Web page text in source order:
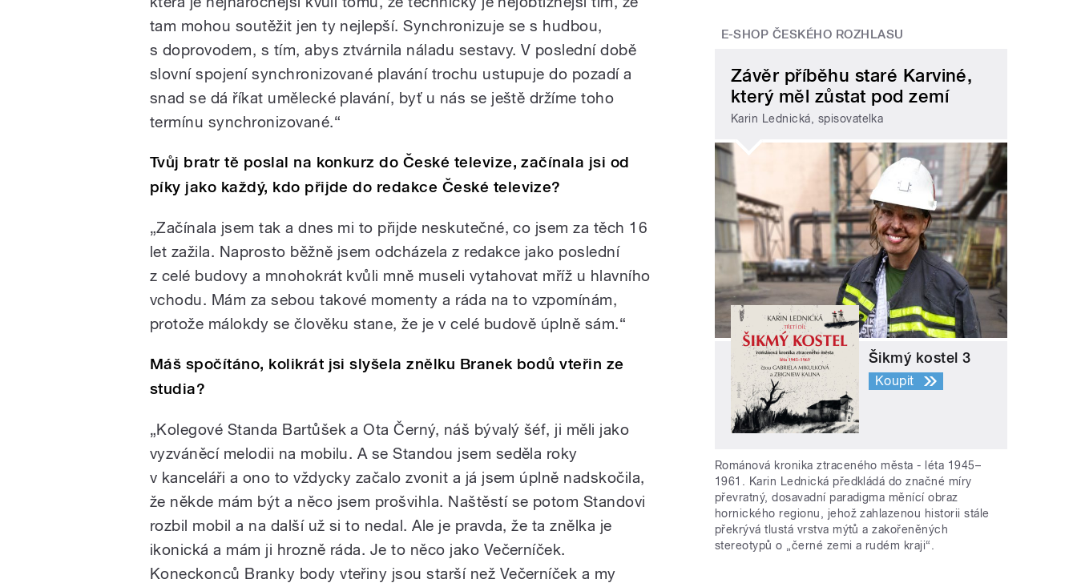
tam mohou soutěžit jen ty nejlepší. Synchronizuje se s hudbou,
s doprovodem, s tím, abys ztvárnila náladu sestavy. V poslední době
slovní spojení synchronizované plavání trochu ustupuje do pozadí a
snad se dá říkat umělecké plavání, byť u nás se ještě držíme toho
termínu synchronizované.“
Tvůj bratr tě poslal na konkurz do České televize, začínala jsi od
píky jako každý, kdo přijde do redakce České televize?
„Začínala jsem tak a dnes mi to přijde neskutečné, co jsem za těch 16
let zažila. Naprosto běžně jsem odcházela z redakce jako poslední
z celé budovy a mnohokrát kvůli mně museli vytahovat mříž u hlavního
vchodu. Mám za sebou takové momenty a ráda na to vzpomínám,
protože málokdy se člověku stane, že je v celé budově úplně sám.“
Máš spočítáno, kolikrát jsi slyšela znělku Branek bodů vteřin ze
studia?
„Kolegové Standa Bartůšek a Ota Černý, náš bývalý šéf, ji měli jako
vyzváněcí melodii na mobilu. A se Standou jsem seděla roky
v kanceláři a ono to vždycky začalo zvonit a já jsem úplně nadskočila,
že někde mám být a něco jsem prošvihla. Naštěstí se potom Standovi
rozbil mobil a na další už si to nedal. Ale je pravda, že ta znělka je
ikonická a mám ji hrozně ráda. Je to něco jako Večerníček.
Koneckonců Branky body vteřiny jsou starší než Večerníček a my
E-SHOP ČESKÉHO ROZHLASU
Závěr příběhu staré Karviné,
který měl zůstat pod zemí
Karin Lednická, spisovatelka
Šikmý kostel 3
Koupit
Románová kronika ztraceného města - léta 1945–
1961. Karin Lednická předkládá do značné míry
převratný, dosavadní paradigma měnící obraz
hornického regionu, jehož zahlazenou historii stále
překrývá tlustá vrstva mýtů a zakořeněných
stereotypů o „černé zemi a rudém kraji“.